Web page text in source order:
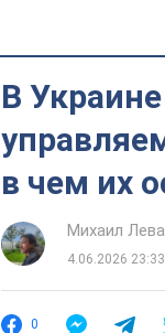
В
в чем их
Михаил
4.06.2026 23:33
0